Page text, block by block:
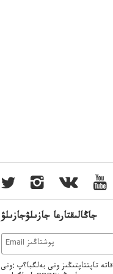
جاڭالىقتارعا جازىلۋجازىلۋ
قاتە تاپتتاپتىڭىز ونى بەلگبا؟پ :ونىE